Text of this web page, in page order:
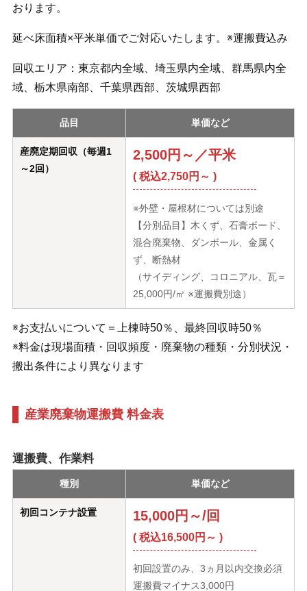
おります。
延べ床面積×平米単価でご対応いたします。※運搬費込み
回収エリア：東京都内全域、埼玉県内全域、群馬県内全
域、栃木県南部、千葉県西部、茨城県西部
品目 単価など
産廃定期回収（毎週1
～2回）
2,500円～／平米
( 税込2,750円～ )
※外壁・屋根材については別途
【分別品目】木くず、石膏ボード、
混合廃棄物、ダンボール、金属く
ず、断熱材
（サイディング、コロニアル、瓦＝
25,000円/㎥ ※運搬費別途）
※お支払いについて＝上棟時50％、最終回収時50％
※料金は現場面積・回収頻度・廃棄物の種類・分別状況・
搬出条件により異なります
産業廃棄物運搬費 料金表
運搬費、作業料
種別 単価など
初回コンテナ設置 15,000円～/回
( 税込16,500円～ )
初回設置のみ、3ヵ月以内交換必須
運搬費マイナス3,000円